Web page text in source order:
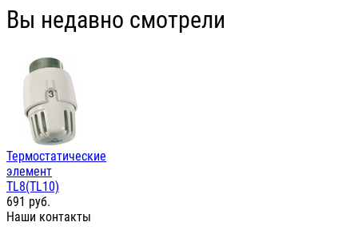
Вы недавно смотрели
Термостатические
элемент
TL8(TL10)
691 руб.
Наши контакты